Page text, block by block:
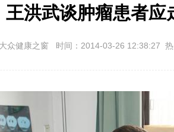
王洪武谈肿瘤患者应
众健康之窗 时间：2014-03-26 12:38:27